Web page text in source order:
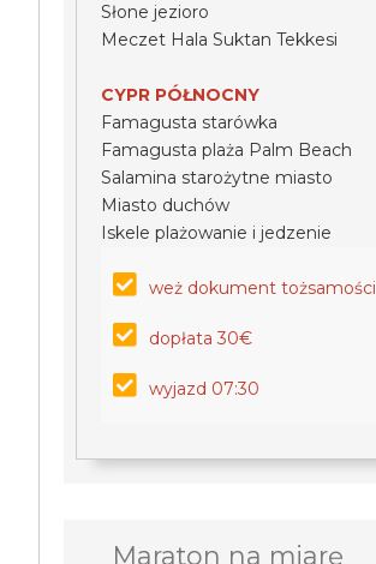
Słone jezioro
Meczet Hala Suktan Tekkesi
CYPR PÓŁNOCNY
Famagusta starówka
Famagusta plaża Palm Beach
Salamina starożytne miasto
Miasto duchów
Iskele plażowanie i jedzenie
weż dokument tożsamości
dopłata 30€
wyjazd 07:30
Maraton na miarę